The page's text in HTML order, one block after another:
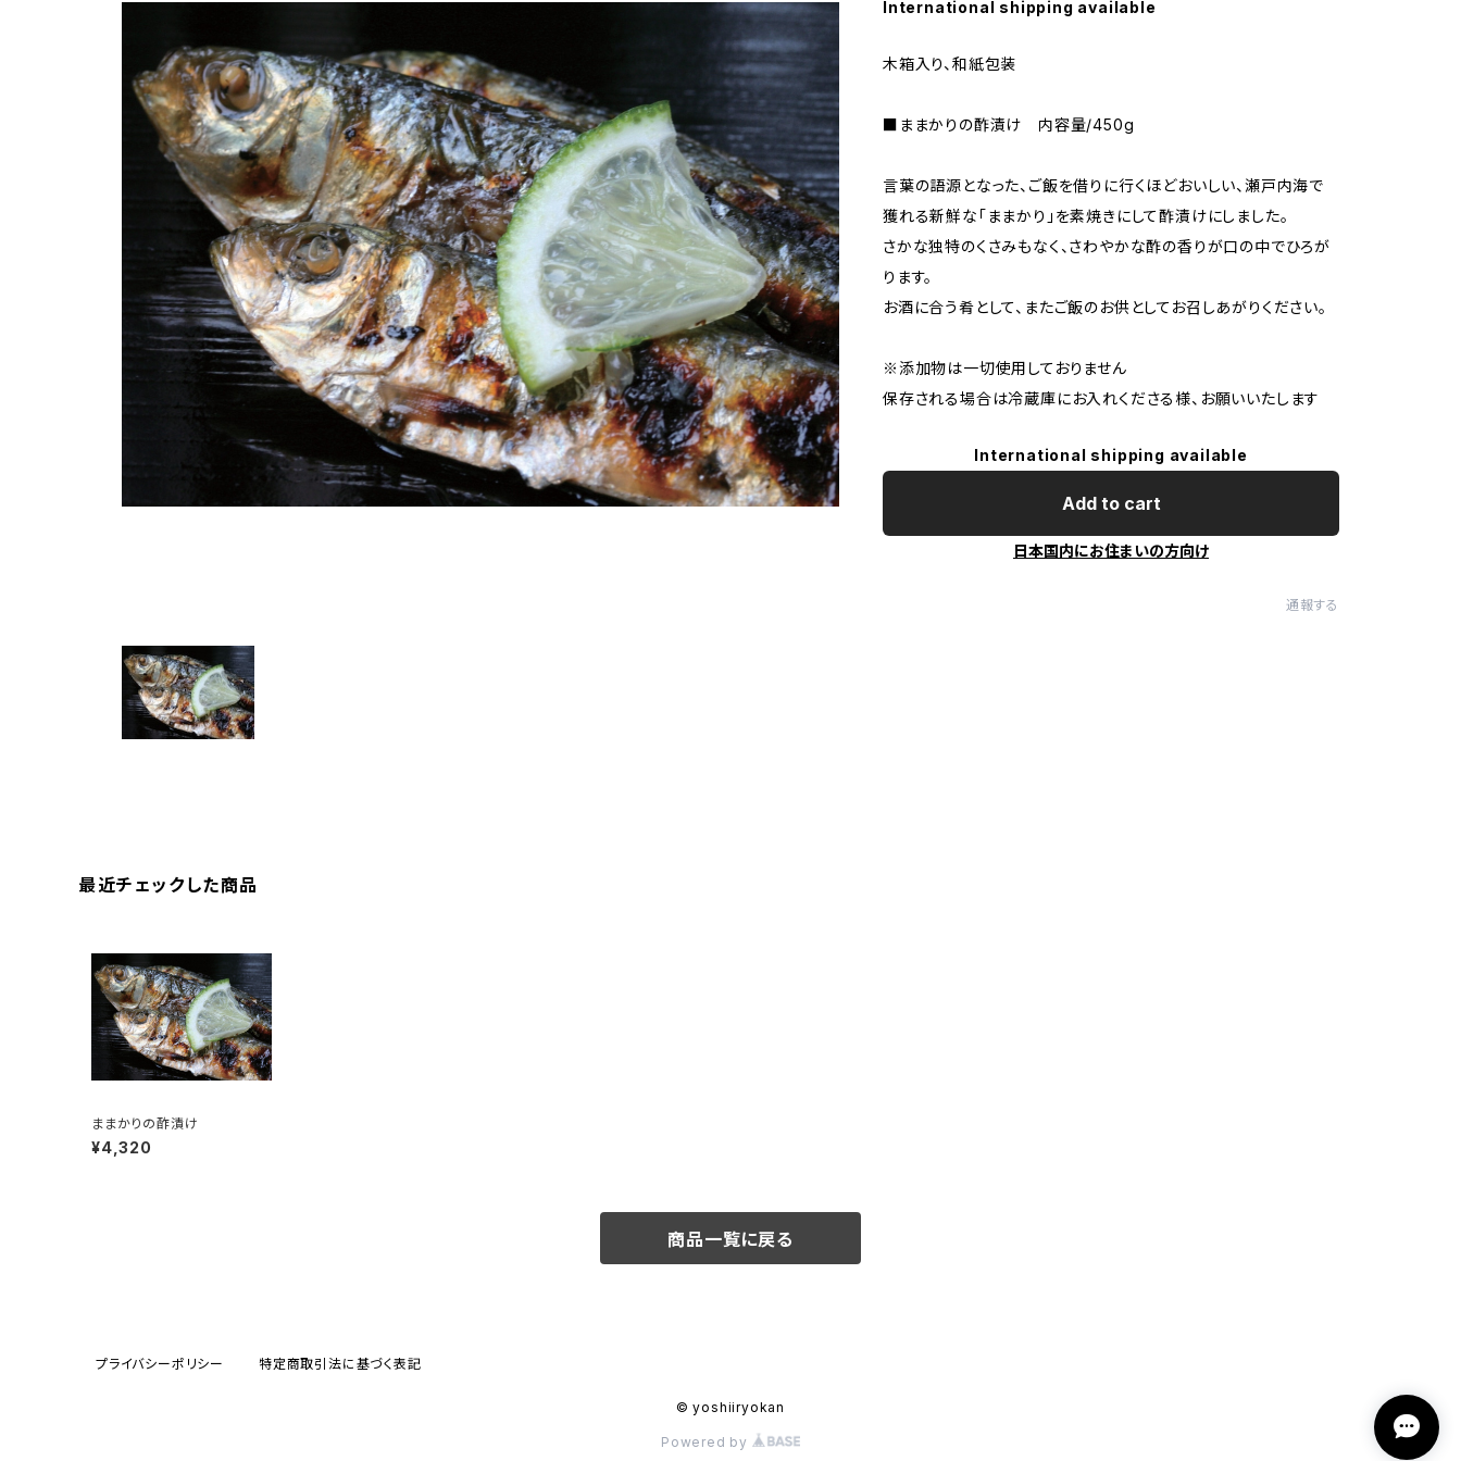
International shipping available
木箱入り、和紙包装
■ままかりの酢漬け 内容量/450g
言葉の語源となった、ご飯を借りに行くほどおいしい、瀬戸内海で
獲れる新鮮な「ままかり」を素焼きにして酢漬けにしました。
さかな独特のくさみもなく、さわやかな酢の香りが口の中でひろが
ります。
お酒に合う肴として、またご飯のお供としてお召しあがりください。
※添加物は一切使用しておりません
保存される場合は冷蔵庫にお入れくださる様、お願いいたします
International shipping available
Add to cart
日本国内にお住まいの方向け
通報する
最近チェックした商品
ままかりの酢漬け
¥4,320
商品一覧に戻る
プライバシーポリシー 特定商取引法に基づく表記
© yoshiiryokan
Powered by